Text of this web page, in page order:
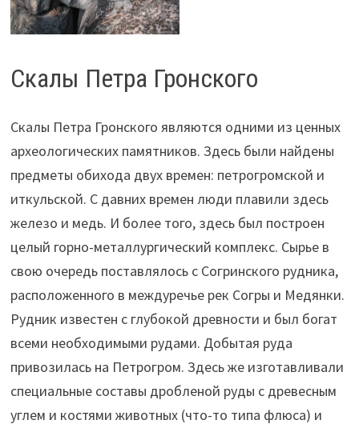
Скалы Петра Гронского
Скалы Петра Гронского являются одними из ценных
археологических памятников. Здесь были найдены
предметы обихода двух времен: петрогромской и
иткульской. С давних времен люди плавили здесь
железо и медь. И более того, здесь был построен
целый горно-металлургический комплекс. Сырье в
свою очередь поставлялось с Согринского рудника,
расположенного в междуречье рек Согры и Медянки.
Рудник известен с глубокой древности и был богат
всеми необходимыми рудами. Добытая руда
привозилась на Петрогром. Здесь же изготавливали
специальные составы дробленой руды с древесным
углем и костями животных (что-то типа флюса) и